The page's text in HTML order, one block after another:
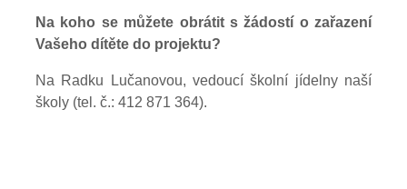
Na koho se můžete obrátit s žádostí o zařazení
Vašeho dítěte do projektu?
Na Radku Lučanovou, vedoucí školní jídelny naší
školy (tel. č.: 412 871 364).